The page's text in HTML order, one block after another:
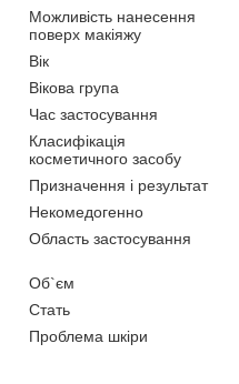
Можливість нанесення
поверх макіяжу
Вік
Вікова група
Час застосування
Класифікація
косметичного засобу
Призначення і результат
Некомедогенно
Область застосування
Об`єм
Стать
Проблема шкіри